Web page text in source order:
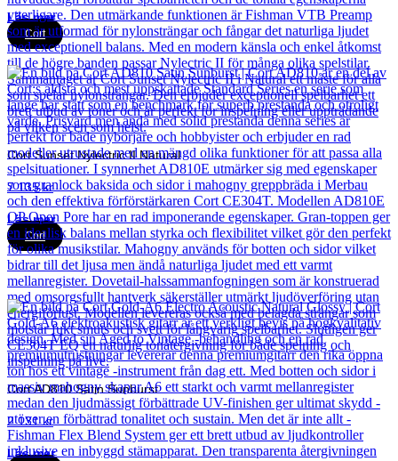
Läs mer
Cort
Cort Sunset Nylectric II Natural
7 135kr
Läs mer
Cort
Cort AD810 Satin Sunburst
2 131kr
Läs mer